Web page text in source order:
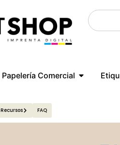
Papelería Comercial
Recursos FAQ